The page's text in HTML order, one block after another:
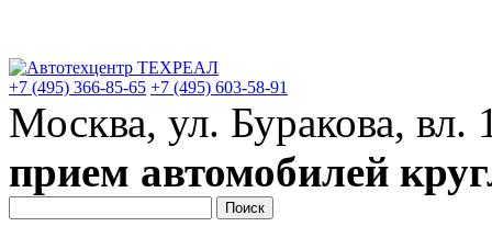
+7 (495) 366-85-65 +7 (495) 603-58-91
Москва, ул. Буракова, вл.
прием автомобилей